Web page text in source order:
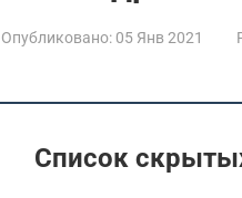
Опубликовано: 05 Янв 2021
Список